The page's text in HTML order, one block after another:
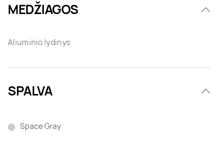
MEDŽIAGOS
Aliuminio lydinys
SPALVA
Space Gray